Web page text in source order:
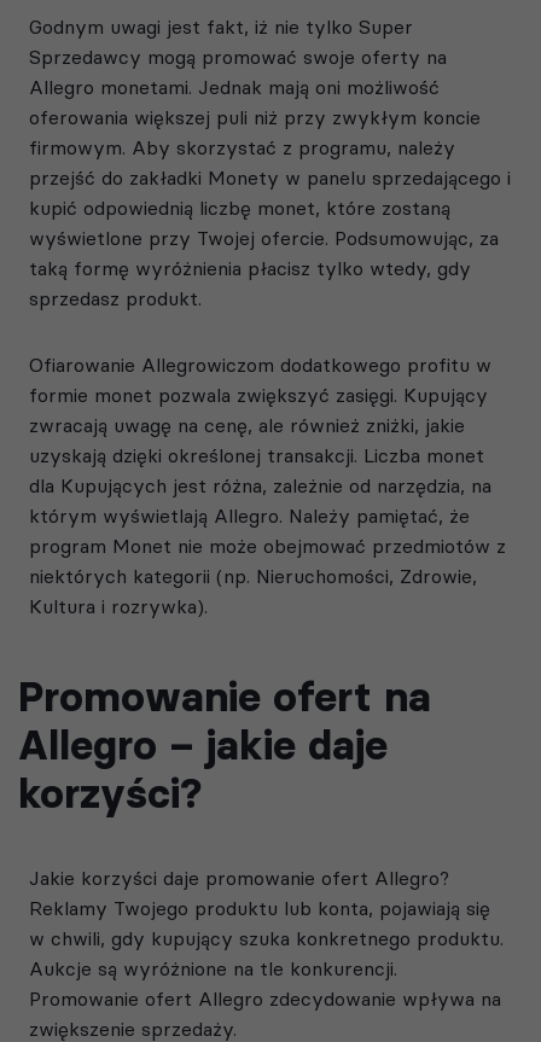
Godnym uwagi jest fakt, iż nie tylko Super
Sprzedawcy mogą promować swoje oferty na
Allegro monetami. Jednak mają oni możliwość
oferowania większej puli niż przy zwykłym koncie
firmowym. Aby skorzystać z programu, należy
przejść do zakładki Monety w panelu sprzedającego i
kupić odpowiednią liczbę monet, które zostaną
wyświetlone przy Twojej ofercie. Podsumowując, za
taką formę wyróżnienia płacisz tylko wtedy, gdy
sprzedasz produkt.
Ofiarowanie Allegrowiczom dodatkowego profitu w
formie monet pozwala zwiększyć zasięgi. Kupujący
zwracają uwagę na cenę, ale również zniżki, jakie
uzyskają dzięki określonej transakcji. Liczba monet
dla Kupujących jest różna, zależnie od narzędzia, na
którym wyświetlają Allegro. Należy pamiętać, że
program Monet nie może obejmować przedmiotów z
niektórych kategorii (np. Nieruchomości, Zdrowie,
Kultura i rozrywka).
Promowanie ofert na
Allegro – jakie daje
korzyści?
Jakie korzyści daje promowanie ofert Allegro?
Reklamy Twojego produktu lub konta, pojawiają się
w chwili, gdy kupujący szuka konkretnego produktu.
Aukcje są wyróżnione na tle konkurencji.
Promowanie ofert Allegro zdecydowanie wpływa na
zwiększenie sprzedaży.